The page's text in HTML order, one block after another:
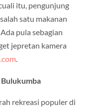
itu, pengunjung
satu makanan
pula sebagian
jepretan kamera
.
rekreasi populer di